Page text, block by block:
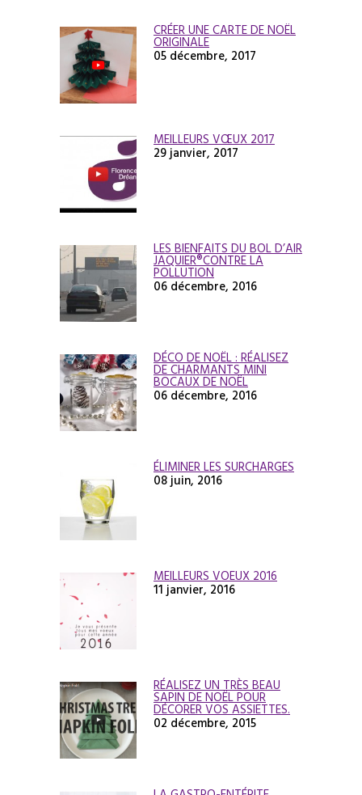
CRÉER UNE CARTE DE NOËL
ORIGINALE
05 décembre, 2017
MEILLEURS VŒUX 2017
29 janvier, 2017
LES BIENFAITS DU BOL D’AIR
JAQUIER®CONTRE LA
POLLUTION
06 décembre, 2016
DÉCO DE NOËL : RÉALISEZ
DE CHARMANTS MINI
BOCAUX DE NOËL
06 décembre, 2016
ÉLIMINER LES SURCHARGES
08 juin, 2016
MEILLEURS VOEUX 2016
11 janvier, 2016
RÉALISEZ UN TRÈS BEAU
SAPIN DE NOËL POUR
DÉCORER VOS ASSIETTES.
02 décembre, 2015